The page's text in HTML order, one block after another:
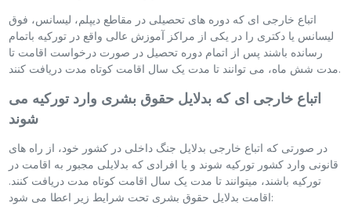
اتباع خارجی ای که دوره های تحصیلی در مقاطع دیپلم، لیسانس، فوق
لیسانس یا دکتری را در یکی از مراکز آموزش عالی واقع در تورکیه باتمام
رسانده باشند پس از اتمام دوره تحصیل در صورت درخواست اقامت تا
مدت شش ماه، می توانند تا مدت یک سال اقامت کوتاه مدت دریافت کنند.
اتباع خارجی ای که بدلایل حقوق بشری وارد تورکیه می
شوند
در صورتی که اتباع خارجی بدلایل جنگ داخلی در کشور خود، از راه های
قانونی وارد کشور تورکیه شوند و یا افرادی که بدلایلی مجبور به اقامت در
تورکیه باشند، میتوانند تا مدت یک سال اقامت کوتاه مدت دریافت کنند.
اقامت بدلایل حقوق بشری تحت شرایط زیر اعطا می شود: